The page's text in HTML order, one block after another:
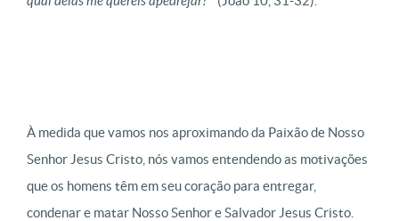
À medida que vamos nos aproximando da Paixão de Nosso
Senhor Jesus Cristo, nós vamos entendendo as motivações
que os homens têm em seu coração para entregar,
condenar e matar Nosso Senhor e Salvador Jesus Cristo.